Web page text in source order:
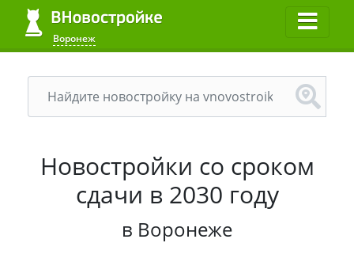
Воронеж
Новостройки со сроком
сдачи в 2030 году
в Воронеже